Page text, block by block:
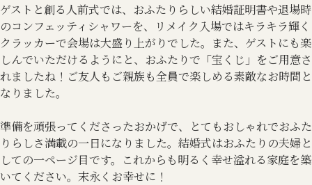
ゲストと創る人前式では、おふたりらしい結婚証明書や退場時
のコンフェッティシャワーを、リメイク入場ではキラキラ輝く
クラッカーで会場は大盛り上がりでした。また、ゲストにも楽
しんでいただけるようにと、おふたりで「宝くじ」をご用意さ
れましたね！ご友人もご親族も全員で楽しめる素敵なお時間と
なりました。
準備を頑張ってくださったおかげで、とてもおしゃれでおふた
りらしさ満載の一日になりました。結婚式はおふたりの夫婦と
しての一ページ目です。これからも明るく幸せ溢れる家庭を築
いてください。末永くお幸せに！